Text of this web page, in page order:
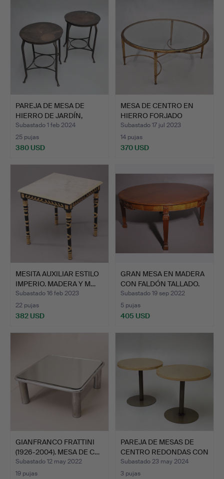
PAREJA DE MESA DE
HIERRO DE JARDÍN,
SIGLO …
Subastado 1 feb 2024
25 pujas
380 USD
MESA DE CENTRO EN
HIERRO FORJADO
SOBREDORA…
Subastado 17 jul 2023
14 pujas
370 USD
MESITA AUXILIAR ESTILO
IMPERIO. MADERA Y M…
Subastado 16 feb 2023
22 pujas
382 USD
GRAN MESA EN MADERA
CON FALDÓN TALLADO.
Subastado 19 sep 2022
5 pujas
405 USD
GIANFRANCO FRATTINI
(1926-2004). MESA DE C…
Subastado 12 may 2022
19 pujas
PAREJA DE MESAS DE
CENTRO REDONDAS CON
EL …
Subastado 23 may 2024
3 pujas